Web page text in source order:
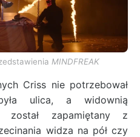
MINDFREAK
Criss nie potrzebował
ulica, a widownią
został zapamiętany z
widza na pół czy